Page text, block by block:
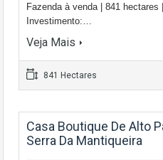
Fazenda à venda | 841
Investimento:…
Veja Mais
841 Hectares
Casa Boutique De Alto
Serra Da Mantiqueira